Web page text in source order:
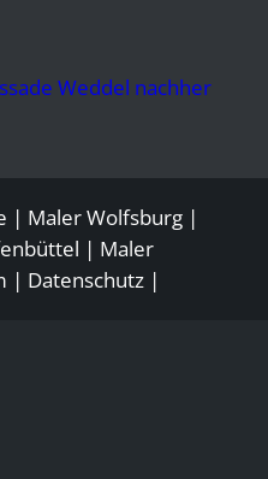
| Maler Wolfsburg |
| Maler
| Datenschutz |